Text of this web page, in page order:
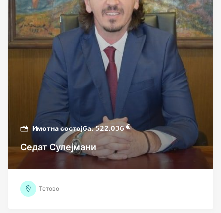
522.036€
Седат Сулејмани
Тетово